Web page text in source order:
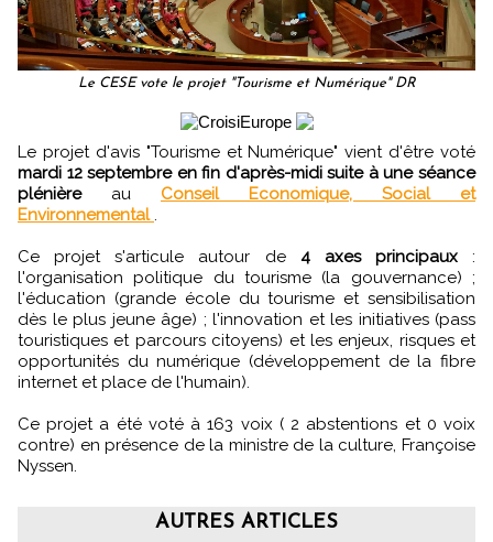
Le CESE vote le projet "Tourisme et Numérique" DR
Le projet d'avis "Tourisme et Numérique" vient d'être voté
mardi 12 septembre en fin d'après-midi suite à une séance
plénièreau Conseil Economique, Social et
Environnemental
Ce projet s'articule autour de 4 axes principaux:
l'organisation politique du tourisme (la gouvernance) ;
l'éducation (grande école du tourisme et sensibilisation
dès le plus jeune âge) ; l'innovation et les initiatives (pass
touristiques et parcours citoyens) et les enjeux, risques et
opportunités du numérique (développement de la fibre
internet et place de l'humain).
Ce projet a été voté à 163 voix ( 2 abstentions et 0 voix
contre) en présence de la ministre de la culture, Françoise
Nyssen.
AUTRES ARTICLES